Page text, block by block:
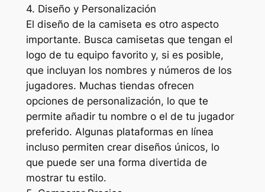
4. Diseño y Personalización
El diseño de la camiseta es otro aspecto
importante. Busca camisetas que tengan el
logo de tu equipo favorito y, si es posible,
que incluyan los nombres y números de los
jugadores. Muchas tiendas ofrecen
opciones de personalización, lo que te
permite añadir tu nombre o el de tu jugador
preferido. Algunas plataformas en línea
incluso permiten crear diseños únicos, lo
que puede ser una forma divertida de
mostrar tu estilo.